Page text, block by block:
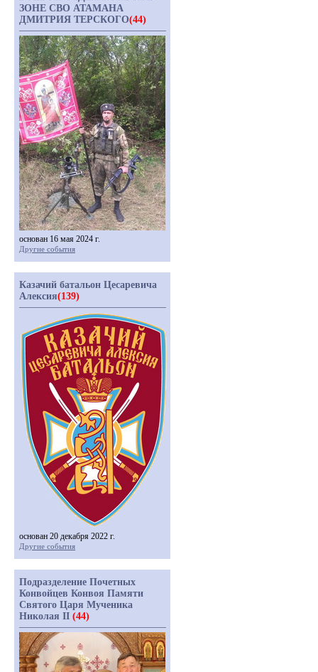
ЗОНЕ СВО АТАМАНА
ДМИТРИЯ ТЕРСКОГО(44)
основан 16 мая 2024 г.
Другие события
Казачий батальон Цесаревича
Алексия(139)
основан 20 декабря 2022 г.
Другие события
Подразделение Почетных
Конвойцев Конвоя Памяти
Святого Царя Мученика
Николая II (44)